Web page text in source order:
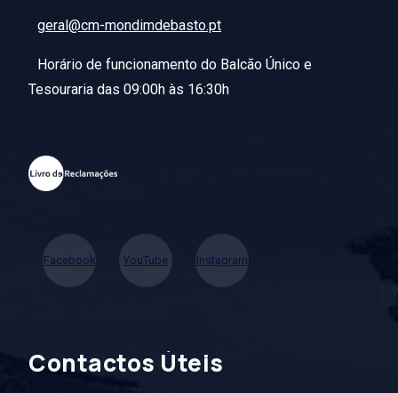
geral@cm-mondimdebasto.pt
Horário de funcionamento do Balcão Único e
Tesouraria das 09:00h às 16:30h
Facebook YouTube Instagram
Contactos Úteis